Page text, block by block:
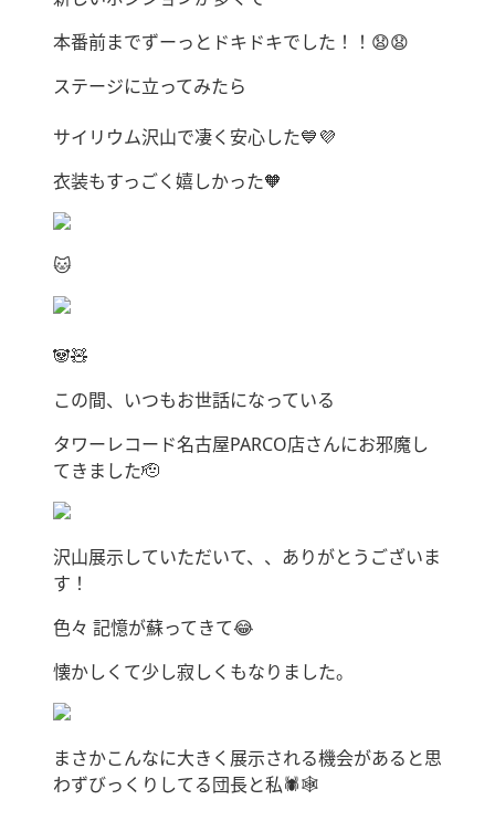
本番前までずーっとドキドキでした！！😧😧
ステージに立ってみたら
サイリウム沢山で凄く安心した💙💜
衣装もすっごく嬉しかった‪‎🧡‬‪
🐱
🐼🧸
この間、いつもお世話になっている
タワーレコード名古屋PARCO店さんにお邪魔し
てきました🫡
沢山展示していただいて、、ありがとうございま
す！
色々 記憶が蘇ってきて😂
懐かしくて少し寂しくもなりました。
まさかこんなに大きく展示される機会があると思
わずびっくりしてる団長と私🕷🕸